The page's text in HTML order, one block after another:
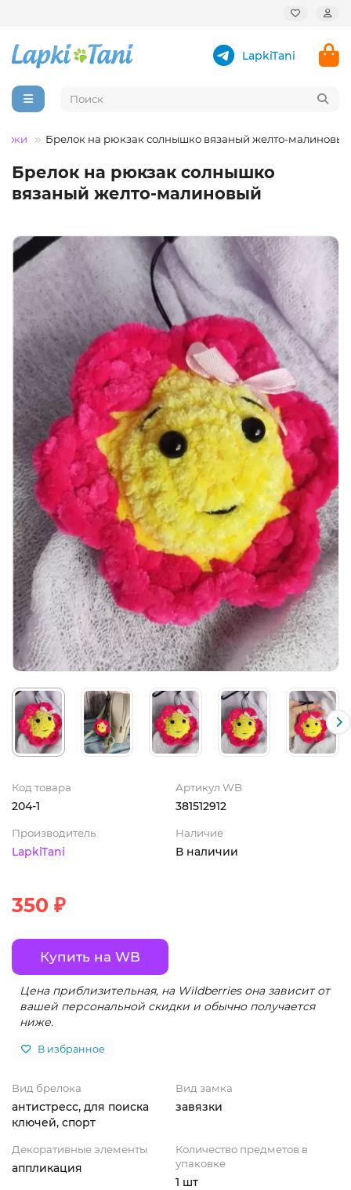
LapkiTani
Брелок на рюкзак солнышко вязаный желто-малиновый
Брелок на рюкзак солнышко
вязаный желто-малиновый
Код товара
204-1
Артикул WB
381512912
Производитель
LapkiTani
Наличие
В наличии
350 ₽
Купить на WB
Цена приблизительная, на Wildberries она зависит от
вашей персональной скидки и обычно получается
ниже.
В избранное
Вид брелока
антистресс, для поиска
ключей, спорт
Вид замка
завязки
Декоративные элементы
аппликация
Количество предметов в
упаковке
1 шт